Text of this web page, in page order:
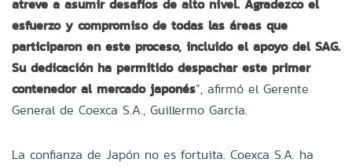
atreve a asumir desafíos de alto nivel. Agradezco el
esfuerzo y compromiso de todas las áreas que
participaron en este proceso, incluido el apoyo del SAG.
Su dedicación ha permitido despachar este primer
contenedor al mercado japonés”, afirmó el Gerente
General de Coexca S.A., Guillermo García.
La confianza de Japón no es fortuita. Coexca S.A. ha